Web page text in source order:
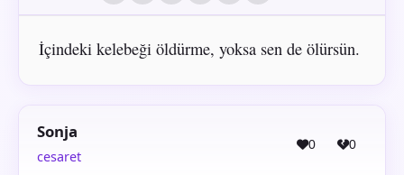
İçindeki kelebeği öldürme, yoksa sen de ölürsün.
Sonja
cesaret
0 0